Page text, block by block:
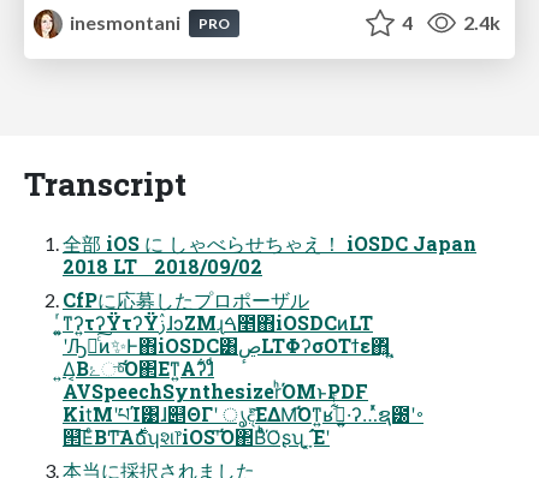
inesmontani
PRO 4 2.4k
Transcript
全部 iOS に しゃべらせちゃえ！ iOSDC Japan
2018 LT 2018/09/02
CfPに応募したプロポーザル
͍͚ͬͳʔ͍τʔΫτʔΫࢲɺͻΖΜɻࠓ೥΋iOSDCͷLT
ʹԠืͨ͠ͷ✨Ͱ΋iOSDC͸ڝٕLTΦʔσΟΤϯε΋͍ͬͺ͍
͍Δ͔Βۓுͯ͠͠Ό΂Εͳ͍Αʔ͋ɺͦ͏ͩ
AVSpeechSynthesizerͪΌΜͱPDF
Kit͘ΜʹཔΊ͹ɺ୅ΘΓʹ ൃදͯ͘͠ΕΔΜ͡Όͳ͍ʁࢲ͋ͬͨ·͍͍ʔ…ͬͯຊ౰ʹ࠾
୒͞ΕͨΒͲ͏͠Α͏࣍ճʮશ෦iOSʹ͠Ό΂ΒͤͪΌ͑ʂʯ ָ͓͠Έʹ
本当に採択されました